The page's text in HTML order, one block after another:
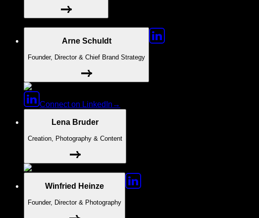
Arne Schuldt
Founder, Director & Chief Brand Strategy
Connect on LinkedIn →
Lena Bruder
Creation, Photography & Content
Winfried Heinze
Founder, Director & Photography